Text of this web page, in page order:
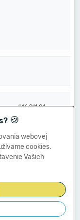
146 911,01
🍪
webovej
cookies.
Vašich